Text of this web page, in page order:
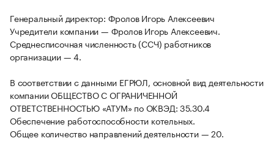
Генеральный директор: Фролов Игорь Алексеевич
Учредители компании — Фролов Игорь Алексеевич.
Среднесписочная численность (ССЧ) работников
организации — 4.
В соответствии с данными ЕГРЮЛ, основной вид деятельности
компании ОБЩЕСТВО С ОГРАНИЧЕННОЙ
ОТВЕТСТВЕННОСТЬЮ «АТУМ» по ОКВЭД: 35.30.4
Обеспечение работоспособности котельных.
Общее количество направлений деятельности — 20.